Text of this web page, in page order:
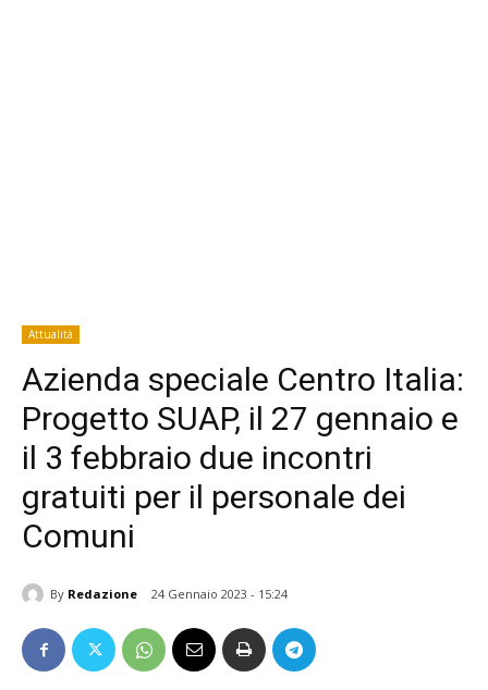
Attualità
Azienda speciale Centro Italia:
Progetto SUAP, il 27 gennaio e
il 3 febbraio due incontri
gratuiti per il personale dei
Comuni
By Redazione 24 Gennaio 2023 - 15:24